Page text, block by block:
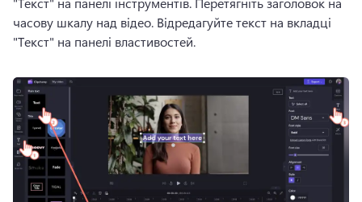
часову шкалу над відео. Відредагуйте текст на вкладці
"Текст" на панелі властивостей.